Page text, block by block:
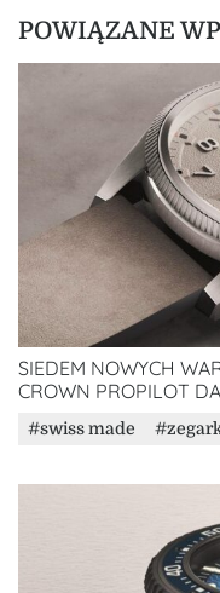
POWIĄZANE
SIEDEM NOWYCH
CROWN PROPILOT
swiss made